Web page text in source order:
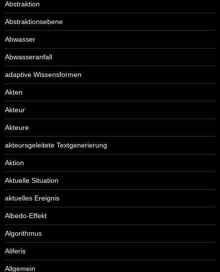
Abstraktion
Abstraktionsebene
Abwasser
Abwasseranfall
adaptive Wissensformen
Akten
Akteur
Akteure
akteursgeleitete Textgenerierung
Aktion
Aktuelle Situation
aktuelles Ereignis
Albedo-Effekt
Algorithmus
Aliferis
Allgemein